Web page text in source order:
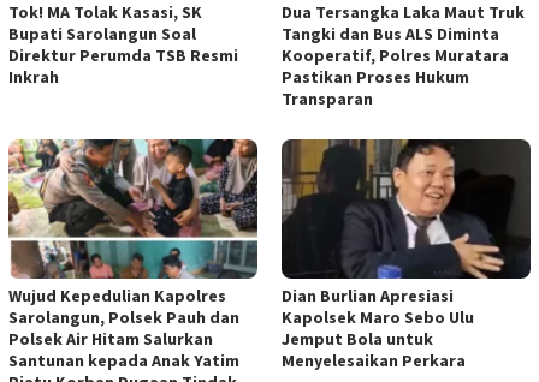
Tok! MA Tolak Kasasi, SK
Bupati Sarolangun Soal
Direktur Perumda TSB Resmi
Inkrah
Dua Tersangka Laka Maut Truk
Tangki dan Bus ALS Diminta
Kooperatif, Polres Muratara
Pastikan Proses Hukum
Transparan
Wujud Kepedulian Kapolres
Sarolangun, Polsek Pauh dan
Polsek Air Hitam Salurkan
Santunan kepada Anak Yatim
Dian Burlian Apresiasi
Kapolsek Maro Sebo Ulu
Jemput Bola untuk
Menyelesaikan Perkara